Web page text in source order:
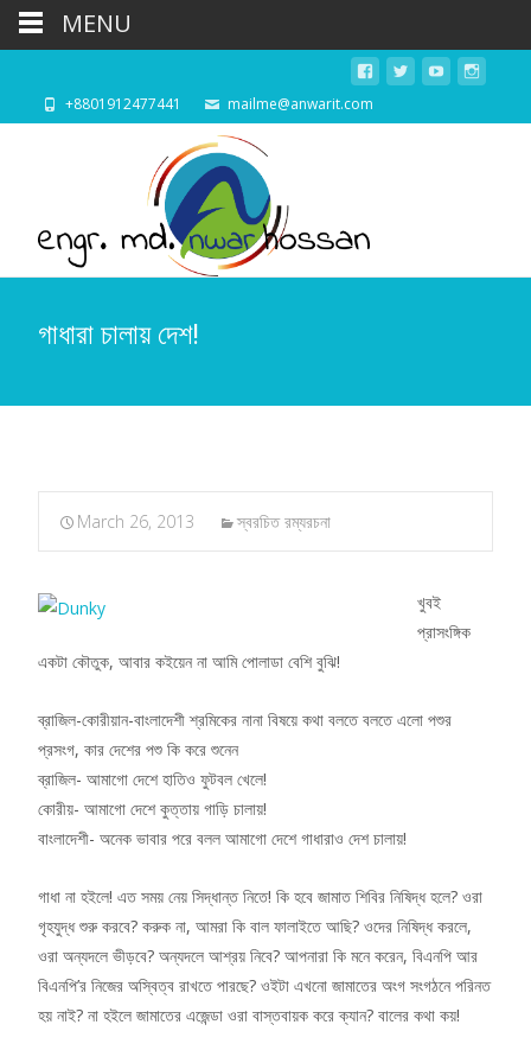
+8801912477441 mailme@anwarit.com
গাধারা চালায় দেশ!
March 26, 2013 স্বরচিত রম্যরচনা
খুবই
প্রাসংঙ্গিক
একটা কৌতুক, আবার কইয়েন না আমি পোলাডা বেশি বুঝি!
ব্রাজিল-কোরীয়ান-বাংলাদেশী শ্রমিকের নানা বিষয়ে কথা বলতে বলতে এলো পশুর
প্রসংগ, কার দেশের পশু কি করে শুনেন
ব্রাজিল- আমাগো দেশে হাতিও ফুটবল খেলে!
কোরীয়- আমাগো দেশে কুত্তায় গাড়ি চালায়!
বাংলাদেশী- অনেক ভাবার পরে বলল আমাগো দেশে গাধারাও দেশ চালায়!
গাধা না হইলে! এত সময় নেয় সিদ্ধান্ত নিতে! কি হবে জামাত শিবির নিষিদ্ধ হলে? ওরা
গৃহযুদ্ধ শুরু করবে? করুক না, আমরা কি বাল ফালাইতে আছি? ওদের নিষিদ্ধ করলে,
ওরা অন্যদলে ভীড়বে? অন্যদলে আশ্রয় নিবে? আপনারা কি মনে করেন, বিএনপি আর
বিএনপি’র নিজের অস্বিত্ব রাখতে পারছে? ওইটা এখনো জামাতের অংগ সংগঠনে পরিনত
হয় নাই? না হইলে জামাতের এজেন্ডা ওরা বাস্তবায়ক করে ক্যান? বালের কথা কয়!
MENU